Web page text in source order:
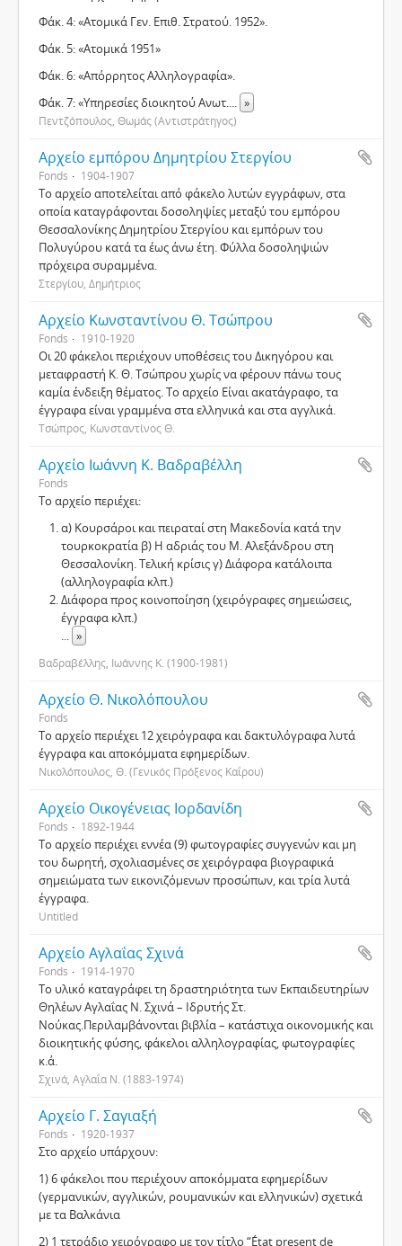
Φάκ. 4: «Ατομικά Γεν. Επιθ. Στρατού. 1952».
Φάκ. 5: «Ατομικά 1951»
Φάκ. 6: «Απόρρητος Αλληλογραφία».
Φάκ. 7: «Υπηρεσίες διοικητού Ανωτ.... »
Πεντζόπουλος, Θωμάς (Αντιστράτηγος)
Αρχείο εμπόρου Δημητρίου Στεργίου
Fonds 1904-1907
Το αρχείο αποτελείται από φάκελο λυτών εγγράφων, στα
οποία καταγράφονται δοσοληψίες μεταξύ του εμπόρου
Θεσσαλονίκης Δημητρίου Στεργίου και εμπόρων του
Πολυγύρου κατά τα έως άνω έτη. Φύλλα δοσοληψιών
πρόχειρα συραμμένα.
Στεργίου, Δημήτριος
Αρχείο Κωνσταντίνου Θ. Τσώπρου
Fonds 1910-1920
Οι 20 φάκελοι περιέχουν υποθέσεις του Δικηγόρου και
μεταφραστή Κ. Θ. Τσώπρου χωρίς να φέρουν πάνω τους
καμία ένδειξη θέματος. Το αρχείο Είναι ακατάγραφο, τα
έγγραφα είναι γραμμένα στα ελληνικά και στα αγγλικά.
Τσώπρος, Κωνσταντίνος Θ.
Αρχείο Ιωάννη Κ. Βαδραβέλλη
Fonds
Το αρχείο περιέχει:
α) Κουρσάροι και πειραταί στη Μακεδονία κατά την
τουρκοκρατία β) Η αδριάς του Μ. Αλεξάνδρου στη
Θεσσαλονίκη. Τελική κρίσις γ) Διάφορα κατάλοιπα
(αλληλογραφία κλπ.)
Διάφορα προς κοινοποίηση (χειρόγραφες σημειώσεις,
έγγραφα κλπ.)
... »
Βαδραβέλλης, Ιωάννης Κ. (1900-1981)
Αρχείο Θ. Νικολόπουλου
Fonds
Το αρχείο περιέχει 12 χειρόγραφα και δακτυλόγραφα λυτά
έγγραφα και αποκόμματα εφημερίδων.
Νικολόπουλος, Θ. (Γενικός Πρόξενος Καΐρου)
Αρχείο Οικογένειας Ιορδανίδη
Fonds 1892-1944
Το αρχείο περιέχει εννέα (9) φωτογραφίες συγγενών και μη
του δωρητή, σχολιασμένες σε χειρόγραφα βιογραφικά
σημειώματα των εικονιζόμενων προσώπων, και τρία λυτά
έγγραφα.
Untitled
Αρχείο Αγλαΐας Σχινά
Fonds 1914-1970
Το υλικό καταγράφει τη δραστηριότητα των Εκπαιδευτηρίων
Θηλέων Αγλαΐας Ν. Σχινά – Ιδρυτής Στ.
Νούκας.Περιλαμβάνονται βιβλία – κατάστιχα οικονομικής και
διοικητικής φύσης, φάκελοι αλληλογραφίας, φωτογραφίες
κ.ά.
Σχινά, Αγλαΐα Ν. (1883-1974)
Αρχείο Γ. Σαγιαξή
Fonds 1920-1937
Στο αρχείο υπάρχουν:
1) 6 φάκελοι που περιέχουν αποκόμματα εφημερίδων
(γερμανικών, αγγλικών, ρουμανικών και ελληνικών) σχετικά
με τα Βαλκάνια
2) 1 τετράδιο χειρόγραφο με τον τίτλο “État present de